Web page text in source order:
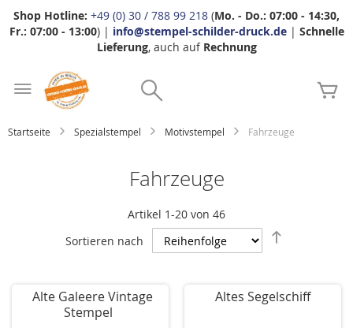
Shop Hotline: +49 (0) 30 / 788 99 218 (Mo. - Do.: 07:00 - 14:30,
Fr.: 07:00 - 13:00) | info@stempel-schilder-druck.de| Schnelle
Lieferung, auch auf Rechnung
Startseite Spezialstempel Motivstempel Fahrzeuge
Fahrzeuge
Artikel 1-20 von 46
Sortieren nach
Alte Galeere Vintage
Stempel
Altes Segelschiff